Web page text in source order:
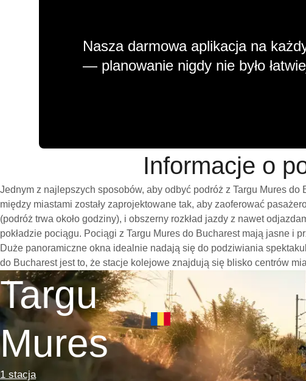
Nasza darmowa aplikacja na
— planowanie nigdy nie było
Informacje o
Jednym z najlepszych sposobów, aby odbyć podróż z Targu Mures
między miastami zostały zaprojektowane tak, aby zaoferować
(podróż trwa około godziny), i obszerny rozkład jazdy z nawet
pokładzie pociągu. Pociągi z Targu Mures do Bucharest mają jasne i
Duże panoramiczne okna idealnie nadają się do podziwiania
do Bucharest jest to, że stacje kolejowe znajdują się blisko centrów
Targu
Mures
1 stacja